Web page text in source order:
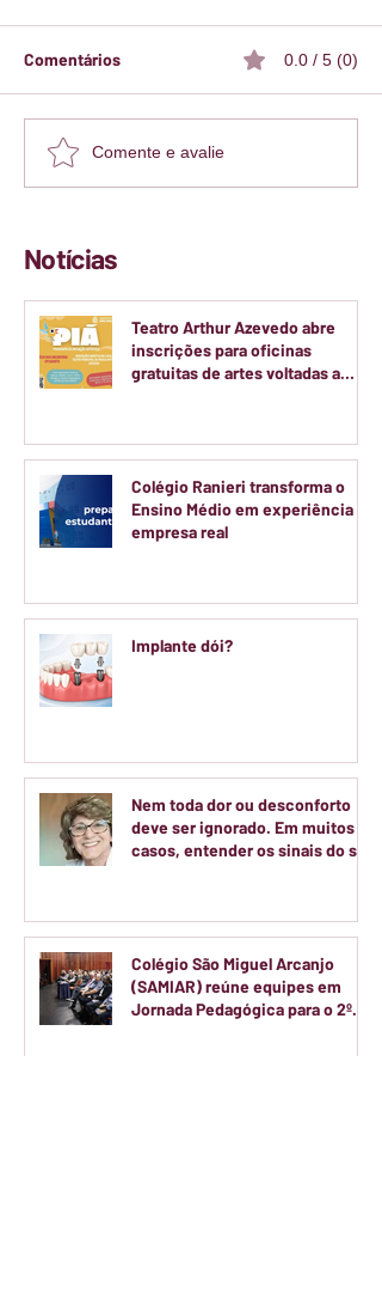
Comentários 0.0 / 5 (0)
Comente e avalie
Notícias
Teatro Arthur Azevedo abre
inscrições para oficinas
gratuitas de artes voltadas a
Colégio Ranieri transforma o
Ensino Médio em experiência de
empresa real
Implante dói?
Nem toda dor ou desconforto
deve ser ignorado. Em muitos
casos, entender os sinais do seu
Colégio São Miguel Arcanjo
(SAMIAR) reúne equipes em
Jornada Pedagógica para o 2º